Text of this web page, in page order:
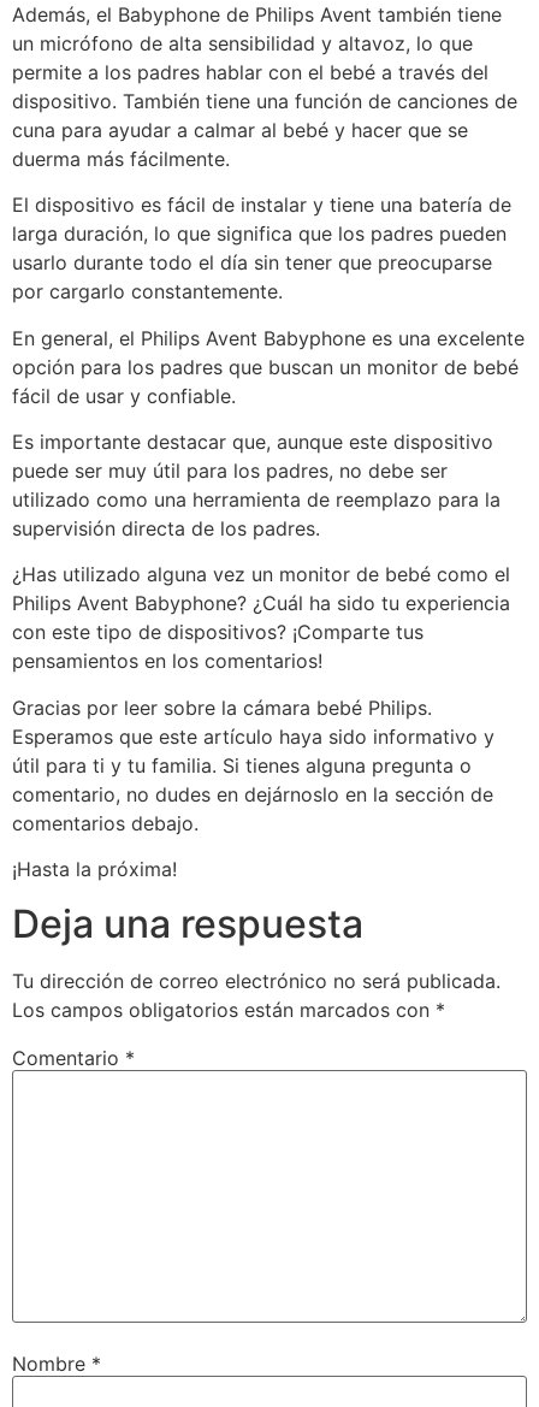
Además, el Babyphone de Philips Avent también tiene
un micrófono de alta sensibilidad y altavoz, lo que
permite a los padres hablar con el bebé a través del
dispositivo. También tiene una función de canciones de
cuna para ayudar a calmar al bebé y hacer que se
duerma más fácilmente.
El dispositivo es fácil de instalar y tiene una batería de
larga duración, lo que significa que los padres pueden
usarlo durante todo el día sin tener que preocuparse
por cargarlo constantemente.
En general, el Philips Avent Babyphone es una excelente
opción para los padres que buscan un monitor de bebé
fácil de usar y confiable.
Es importante destacar que, aunque este dispositivo
puede ser muy útil para los padres, no debe ser
utilizado como una herramienta de reemplazo para la
supervisión directa de los padres.
¿Has utilizado alguna vez un monitor de bebé como el
Philips Avent Babyphone? ¿Cuál ha sido tu experiencia
con este tipo de dispositivos? ¡Comparte tus
pensamientos en los comentarios!
Gracias por leer sobre la cámara bebé Philips.
Esperamos que este artículo haya sido informativo y
útil para ti y tu familia. Si tienes alguna pregunta o
comentario, no dudes en dejárnoslo en la sección de
comentarios debajo.
¡Hasta la próxima!
Deja una respuesta
Tu dirección de correo electrónico no será publicada.
Los campos obligatorios están marcados con *
Comentario *
Nombre *